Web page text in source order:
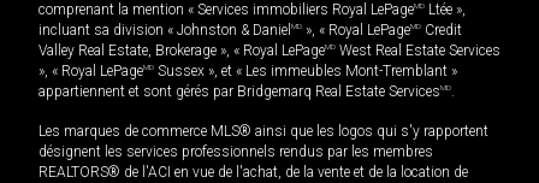
comprenant la mention « Services immobiliers Royal LePageMD Ltée »,
incluant sa division « Johnston & Daniel MD », « Royal LePageMD Credit
Valley Real Estate, Brokerage », « Royal LePageMD West Real Estate Services
», « Royal LePageMD Sussex », et « Les immeubles Mont-Tremblant »
appartiennent et sont gérés par Bridgemarq Real Estate ServicesMD.
Les marques de commerce MLS® ainsi que les logos qui s'y rapportent
désignent les services professionnels rendus par les membres
REALTORS® de l'ACI en vue de l'achat, de la vente et de la location de